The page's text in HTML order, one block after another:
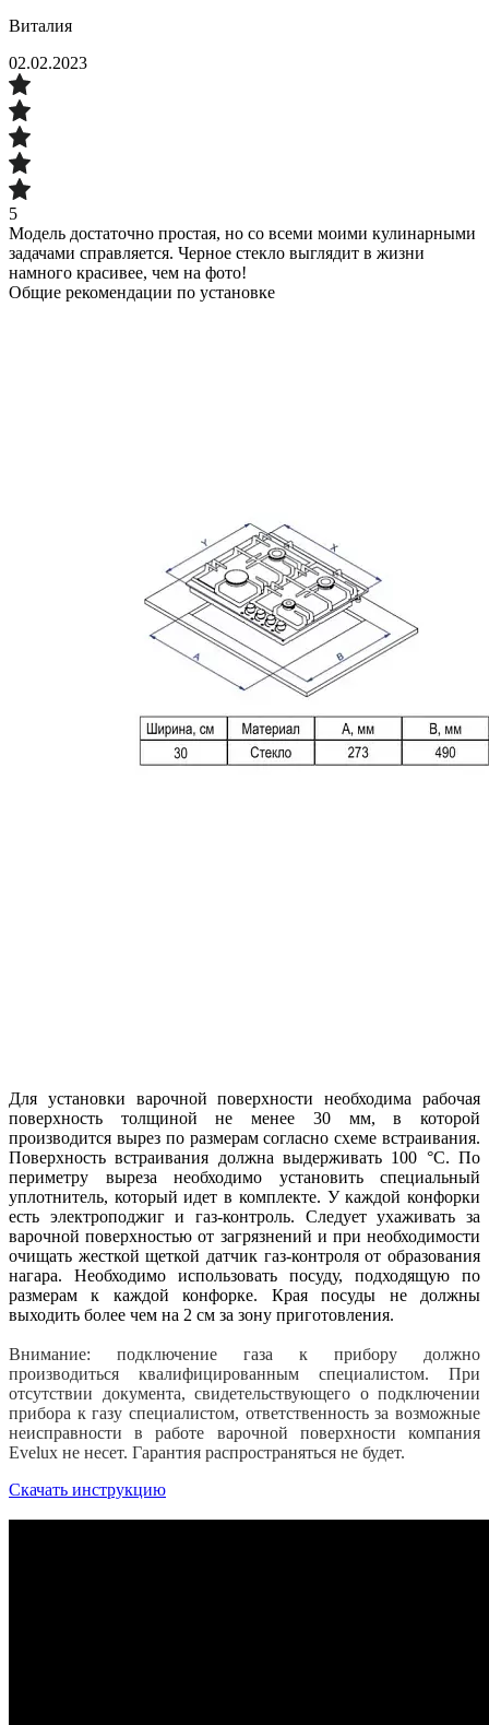
Виталия
02.02.2023
5
Модель достаточно простая, но со всеми моими кулинарными
задачами справляется. Черное стекло выглядит в жизни
намного красивее, чем на фото!
Общие рекомендации по установке
Для установки варочной поверхности необходима рабочая
поверхность толщиной не менее 30 мм, в которой
производится вырез по размерам согласно схеме встраивания.
Поверхность встраивания должна выдерживать 100 °C. По
периметру выреза необходимо установить специальный
уплотнитель, который идет в комплекте. У каждой конфорки
есть электроподжиг и газ-контроль. Следует ухаживать за
варочной поверхностью от загрязнений и при необходимости
очищать жесткой щеткой датчик газ-контроля от образования
нагара. Необходимо использовать посуду, подходящую по
размерам к каждой конфорке. Края посуды не должны
выходить более чем на 2 см за зону приготовления.
Внимание: подключение газа к прибору должно
производиться квалифицированным специалистом. При
отсутствии документа, свидетельствующего о подключении
прибора к газу специалистом, ответственность за возможные
неисправности в работе варочной поверхности компания
Evelux не несет. Гарантия распространяться не будет.
Скачать инструкцию